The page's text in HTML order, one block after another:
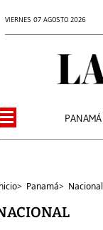
VIERNES 07 AGOSTO 2026
PANAMÁ
> Panamá> Nacional